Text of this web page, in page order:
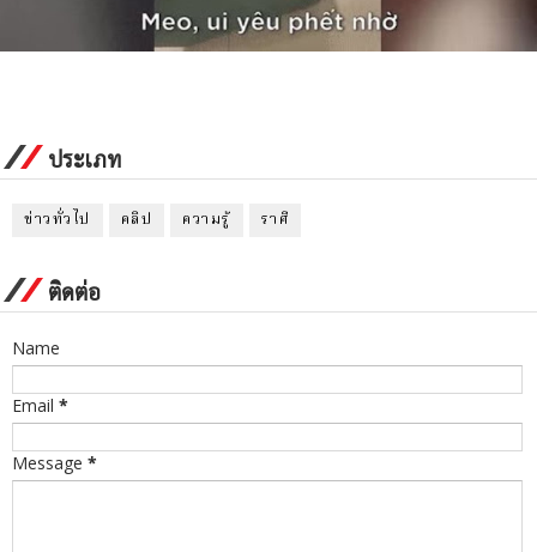
ประเภท
ข่าวทั่วไป คลิป ความรู้ ราศี
ติดต่อ
Name
Email *
Message *